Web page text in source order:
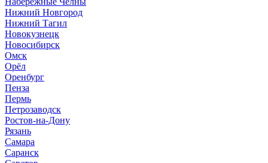
Нижний Новгород
Нижний Тагил
Новокузнецк
Новосибирск
Омск
Орёл
Оренбург
Пенза
Пермь
Петрозаводск
Ростов-на-Дону
Рязань
Самара
Саранск